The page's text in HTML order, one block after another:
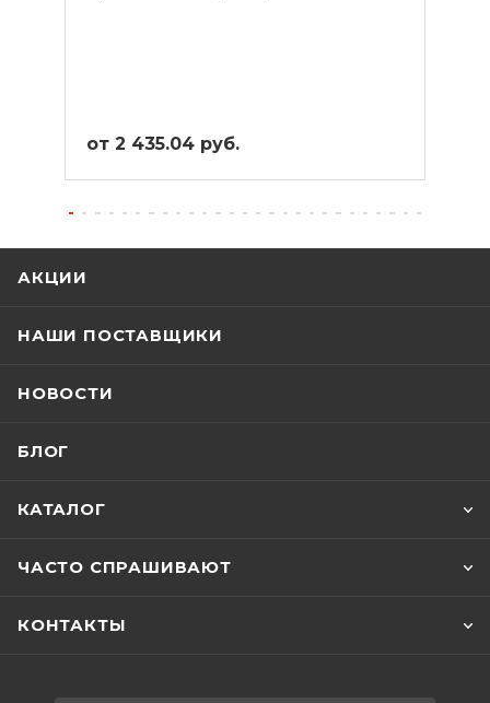
от 2 435.04 руб.
АКЦИИ
НАШИ ПОСТАВЩИКИ
НОВОСТИ
БЛОГ
КАТАЛОГ
ЧАСТО СПРАШИВАЮТ
КОНТАКТЫ